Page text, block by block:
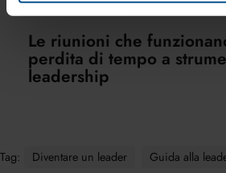
Le riunioni che
perdita di tempo a
leadership
Tag: Diventare un leader
Guida alla